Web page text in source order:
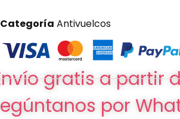
Categoría Antivuelcos
gratis a partir
por